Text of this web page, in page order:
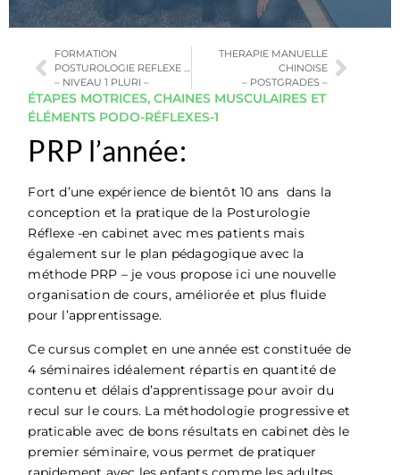
FORMATION
POSTUROLOGIE REFLEXE PRIMORDIALE
– NIVEAU 1 PLURI –
THERAPIE MANUELLE
CHINOISE
– POSTGRADES –
ÉTAPES MOTRICES, CHAINES MUSCULAIRES ET
ÉLÉMENTS PODO-RÉFLEXES-1
PRP l’année:
Fort d’une expérience de bientôt 10 ans dans la
conception et la pratique de la Posturologie
Réflexe -en cabinet avec mes patients mais
également sur le plan pédagogique avec la
méthode PRP – je vous propose ici une nouvelle
organisation de cours, améliorée et plus fluide
pour l’apprentissage.
Ce cursus complet en une année est constituée de
4 séminaires idéalement répartis en quantité de
contenu et délais d’apprentissage pour avoir du
recul sur le cours. La méthodologie progressive et
praticable avec de bons résultats en cabinet dès le
premier séminaire, vous permet de pratiquer